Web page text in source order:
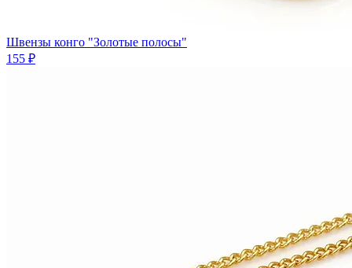
Швензы конго "Золотые полосы"
155 ₽